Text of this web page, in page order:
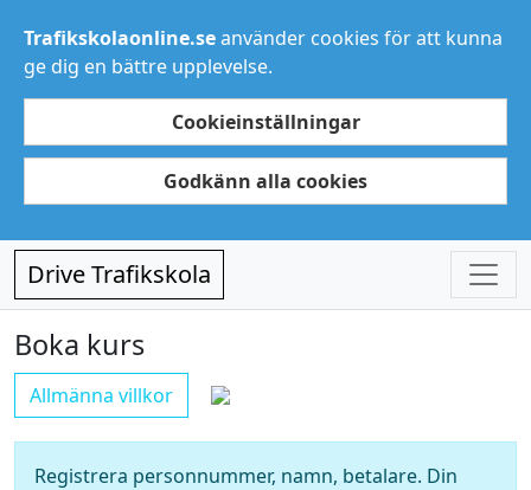
Trafikskolaonline.seanvänder cookies för att kunna
ge dig en bättre upplevelse.
Cookieinställningar
Godkänn alla cookies
Drive Trafikskola
Boka kurs
Allmänna villkor
Registrera personnummer, namn, betalare. Din